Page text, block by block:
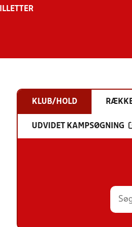
KLUB/HOLD
UDVIDET KAMPSØGNING